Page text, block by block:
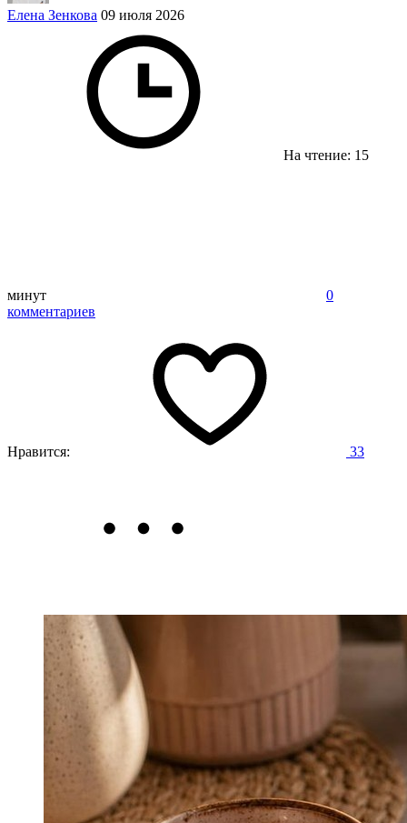
Елена Зенкова 09 июля 2026
На чтение: 15
минут
0
комментариев
Нравится: 33